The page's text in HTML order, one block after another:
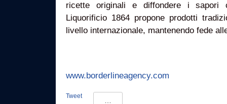
ricette originali e diffondere i sapori
Liquorificio 1864 propone prodotti
livello internazionale, mantenendo fede
www.borderlineagency.com
Tweet